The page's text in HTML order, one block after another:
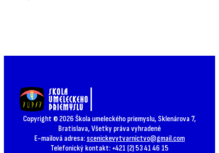
Copyright © 2026 Škola umeleckého priemyslu, Sklenárova 7,
Bratislava, Všetky práva vyhradené
E-mailová adresa: scenickevytvarnictvo@gmail.com
Telefonický kontakt: +421 (2) 53 41 46 15